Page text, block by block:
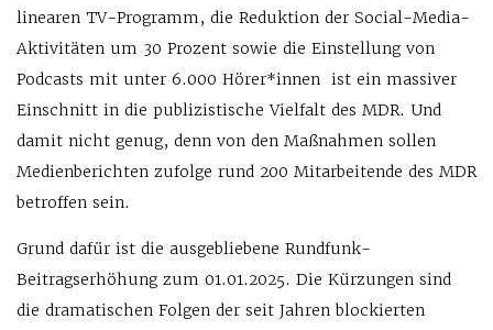
linearen TV-Programm, die Reduktion der Social-Media-
Aktivitäten um 30 Prozent sowie die Einstellung von
Podcasts mit unter 6.000 Hörer*innen ist ein massiver
Einschnitt in die publizistische Vielfalt des MDR. Und
damit nicht genug, denn von den Maßnahmen sollen
Medienberichten zufolge rund 200 Mitarbeitende des MDR
betroffen sein.
Grund dafür ist die ausgebliebene Rundfunk-
Beitragserhöhung zum 01.01.2025. Die Kürzungen sind
die dramatischen Folgen der seit Jahren blockierten